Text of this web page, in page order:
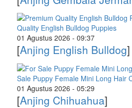
Quality English Bulldog Puppies
01 Agustus 2026 - 09:37
[Anjing English Bulldog]
Sale Puppy Female Mini Long Hair
01 Agustus 2026 - 05:29
[Anjing Chihuahua]